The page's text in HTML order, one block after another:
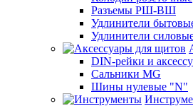
Разъемы РШ-ВШ
Удлинители
Удлинители
DIN-рейки и
Сальники MG
Шины нулевые "N"